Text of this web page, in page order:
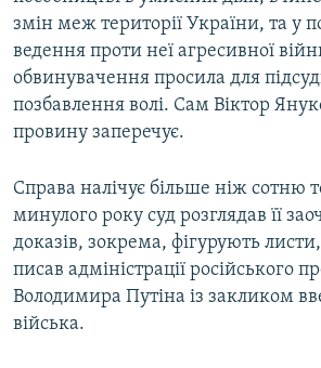
змін меж території України, та у
ведення проти неї агресивної
обвинувачення просила для
позбавлення волі. Сам Віктор
провину заперечує.
Справа налічує більше ніж сотню
минулого року суд розглядав її
доказів, зокрема, фігурують
писав адміністрації російського
Володимира Путіна із закликом
війська.